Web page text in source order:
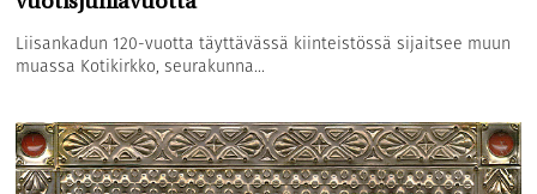
Liisankadun 120-vuotta täyttävässä kiinteistössä sijaitsee muun
muassa Kotikirkko, seurakunna...